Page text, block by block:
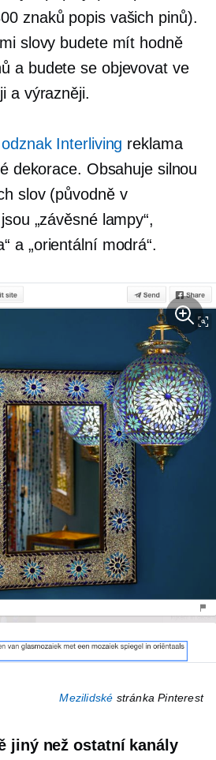
znaků popis vašich pinů).
slovy budete mít hodně
a budete se objevovat ve
a výrazněji.
Interliving reklama
​​dekorace. Obsahuje silnou
slov (původně v
„závěsné lampy“,
a „orientální modrá“.
Mezilidské stránka Pinterest
jiný než ostatní kanály